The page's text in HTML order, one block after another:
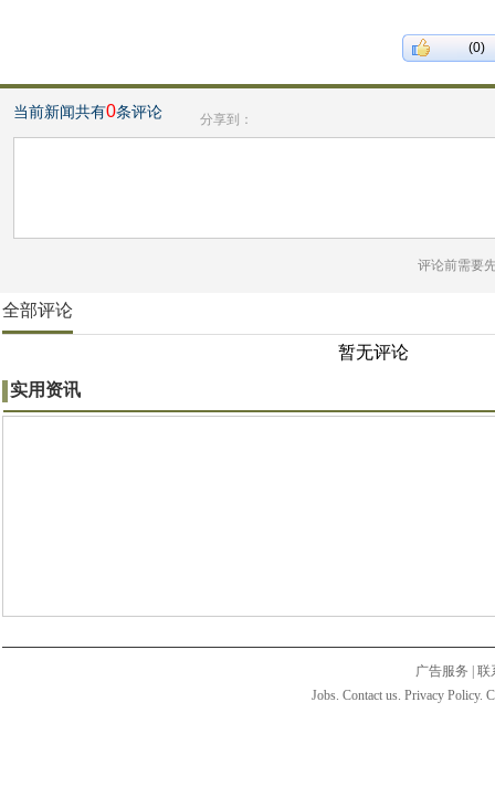
(0)
当前新闻共有0条评论 分享到：
评论前需要
全部评论
暂无评论
实用资讯
广告服务
联
Jobs. Contact us. Privacy Policy.